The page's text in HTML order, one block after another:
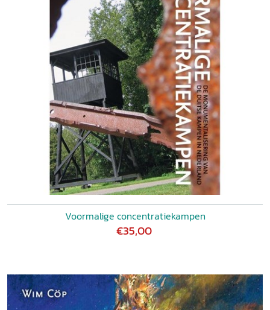
Voormalige concentratiekampen
€35,00